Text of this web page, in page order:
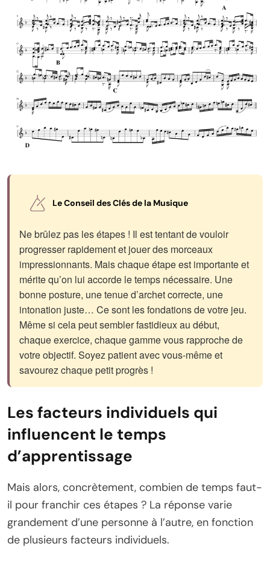
Le Conseil des Clés de la Musique
Ne brûlez pas les étapes ! Il est tentant de vouloir
progresser rapidement et jouer des morceaux
impressionnants. Mais chaque étape est importante et
mérite qu’on lui accorde le temps nécessaire. Une
bonne posture, une tenue d’archet correcte, une
intonation juste… Ce sont les fondations de votre jeu.
Même si cela peut sembler fastidieux au début,
chaque exercice, chaque gamme vous rapproche de
votre objectif. Soyez patient avec vous-même et
savourez chaque petit progrès !
Les facteurs individuels qui
influencent le temps
d’apprentissage
Mais alors, concrètement, combien de temps faut-
il pour franchir ces étapes ? La réponse varie
grandement d’une personne à l’autre, en fonction
de plusieurs facteurs individuels.